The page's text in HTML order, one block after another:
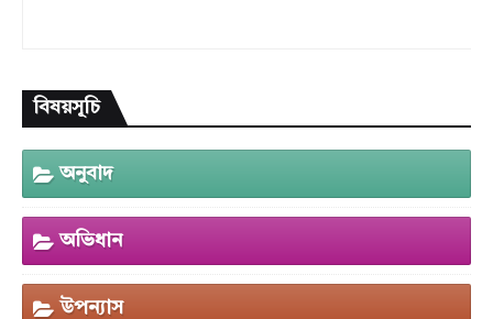
বিষয়সূচি
অনুবাদ
অভিধান
উপন্যাস